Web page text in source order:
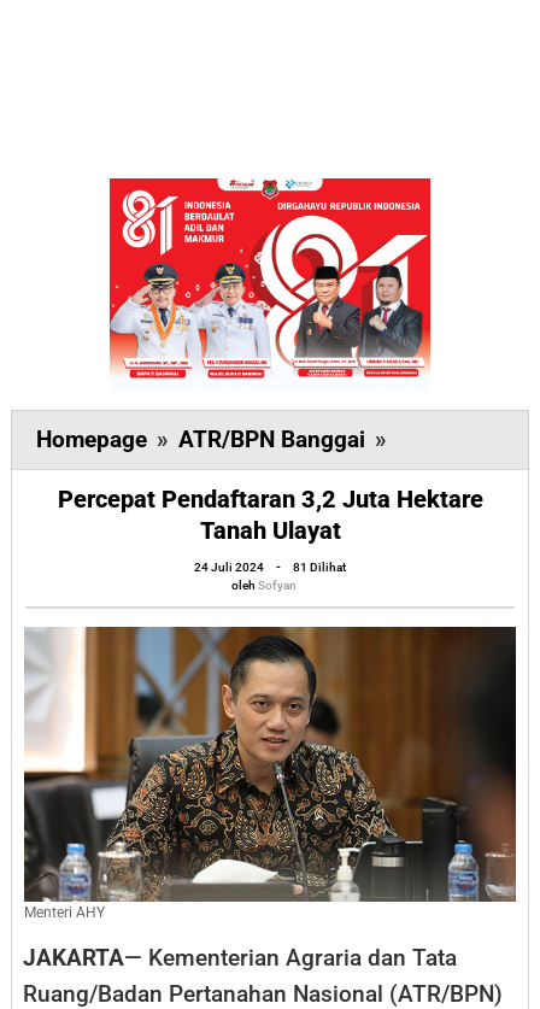
Homepage » ATR/BPN Banggai »
Pendaftaran
3,2
Tanah
Percepat Pendaftaran 3,2 Juta Hektare
Tanah Ulayat
24 Juli 2024
oleh
Sofyan
-
81 Dilihat
oleh Sofyan
Menteri AHY
JAKARTA— Kementerian Agraria dan Tata
Ruang/Badan Pertanahan Nasional (ATR/BPN)